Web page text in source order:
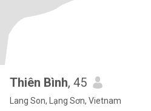
Thiên Bình, 45
Lang Son, Lạng Sơn, Vietnam